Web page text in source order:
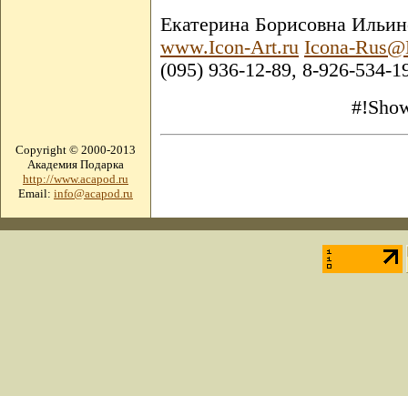
Екатерина Борисовна
www.Icon-Art.ru Icona-
(095) 936-12-89, 8-926-534-
Copyright © 2000-2013
Академия Подарка
http://www.acapod.ru
Email: info@acapod.ru